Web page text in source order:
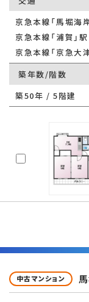
京急本線「馬堀海
京急本線「浦賀」
京急本線「京急大
築年数/階数
築50年 / 5階建
中古マンション